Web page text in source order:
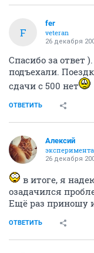
F
fer
veteran
26 декабря
Спасибо за ответ
подъехали.
сдачи с 500 нет
ОТВЕТИТЬ
Алексий
26 декабря
в итоге, я
озадачился
Ещё раз приношу
ОТВЕТИТЬ